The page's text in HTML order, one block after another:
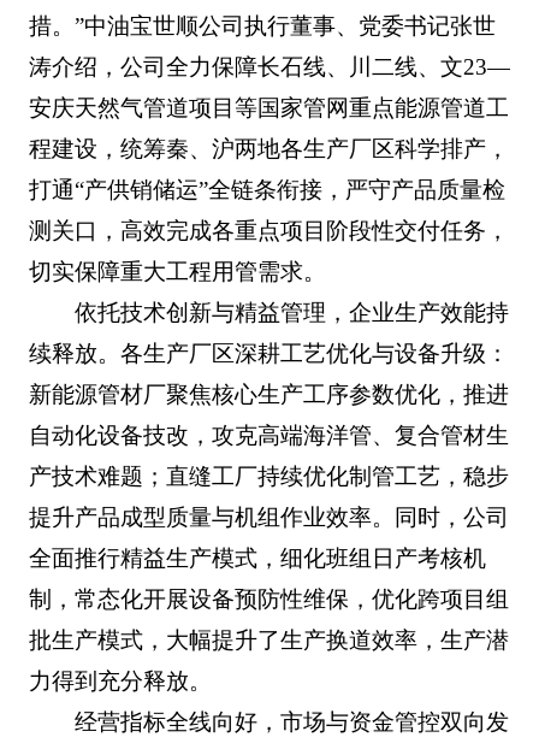
措。”中油宝世顺公司执行董事、党委书记张世
涛介绍，公司全力保障长石线、川二线、文23—
安庆天然气管道项目等国家管网重点能源管道工
程建设，统筹秦、沪两地各生产厂区科学排产，
打通“产供销储运”全链条衔接，严守产品质量检
测关口，高效完成各重点项目阶段性交付任务，
切实保障重大工程用管需求。
依托技术创新与精益管理，企业生产效能持
续释放。各生产厂区深耕工艺优化与设备升级：
新能源管材厂聚焦核心生产工序参数优化，推进
自动化设备技改，攻克高端海洋管、复合管材生
产技术难题；直缝工厂持续优化制管工艺，稳步
提升产品成型质量与机组作业效率。同时，公司
全面推行精益生产模式，细化班组日产考核机
制，常态化开展设备预防性维保，优化跨项目组
批生产模式，大幅提升了生产换道效率，生产潜
力得到充分释放。
经营指标全线向好，市场与资金管控双向发